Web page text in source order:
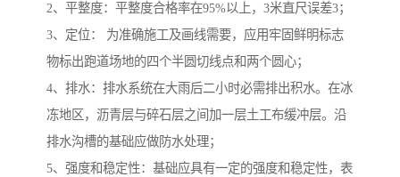
2、平整度：平整度合格率在95%以上，3米直尺误差3；
3、定位： 为准确施工及画线需要，应用牢固鲜明标志
物标出跑道场地的四个半圆切线点和两个圆心；
4、排水：排水系统在大雨后二小时必需排出积水。在冰
冻地区，沥青层与碎石层之间加一层土工布缓冲层。沿
排水沟槽的基础应做防水处理；
5、强度和稳定性：基础应具有一定的强度和稳定性，表